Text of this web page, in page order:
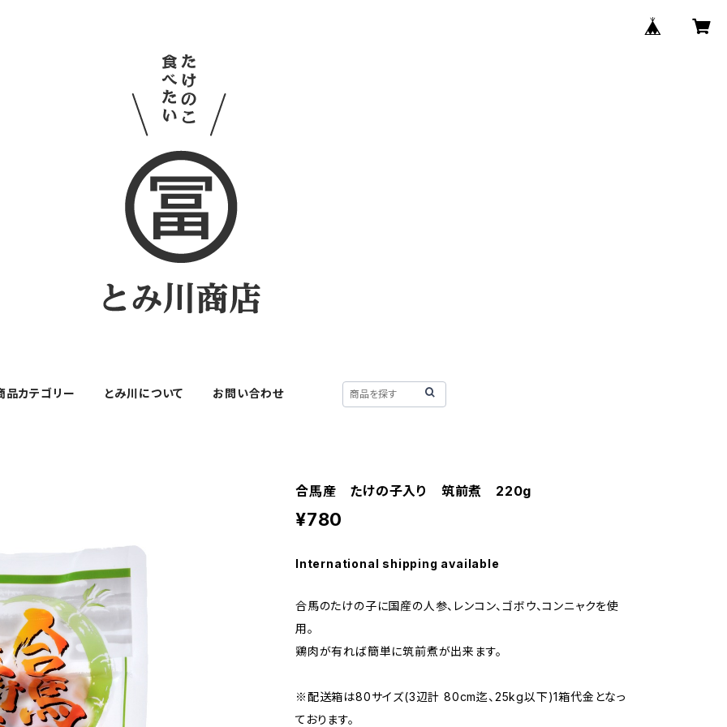
品カテゴリー とみ川について お問い合わせ
合馬産 たけの子入り 筑前煮 220g
¥780
International shipping available
合馬のたけの子に国産の人参、レンコン、ゴボウ、コンニャクを使
用。
鶏肉が有れば簡単に筑前煮が出来ます。
※配送箱は80サイズ(3辺計 80cm迄、25kg以下)1箱代金となっ
ております。